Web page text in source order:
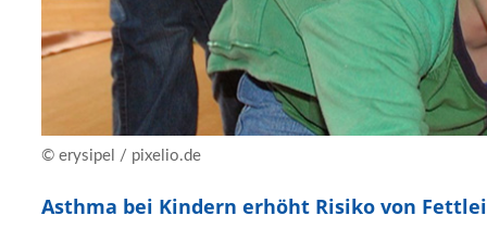
© erysipel / pixelio.de
Asthma bei Kindern erhöht Risiko von